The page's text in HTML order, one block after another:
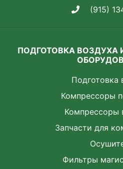
(915)
ПОДГОТОВКА
Подготовка
Компрессоры
Компрессоры
Запчасти для
Фильтры